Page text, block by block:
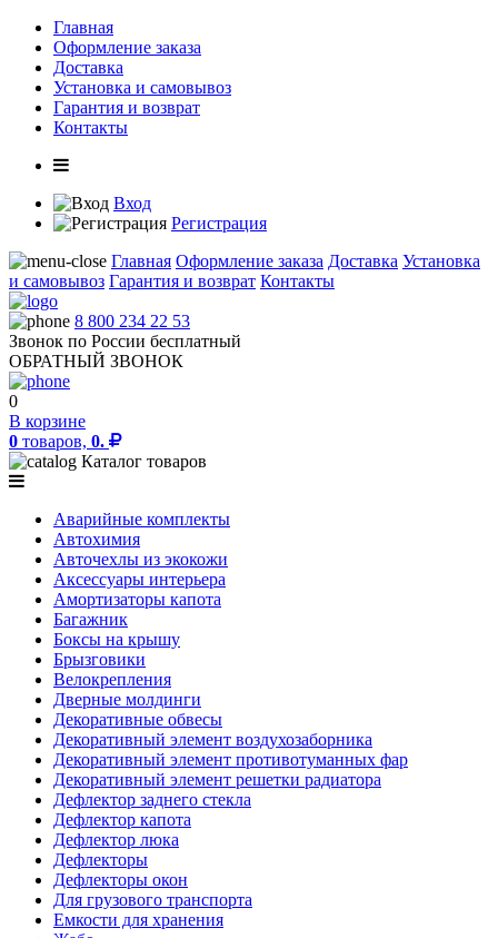
Главная
Оформление заказа
Доставка
Установка и самовывоз
Гарантия и возврат
Контакты
Вход
Регистрация
Главная Оформление заказа Доставка Установка
и самовывоз Гарантия и возврат Контакты
8 800 234 22 53
Звонок по России бесплатный
ОБРАТНЫЙ ЗВОНОК
0
В корзине
0 товаров, 0.
Каталог товаров
Аварийные комплекты
Автохимия
Авточехлы из экокожи
Аксессуары интерьера
Амортизаторы капота
Багажник
Боксы на крышу
Брызговики
Велокрепления
Дверные молдинги
Декоративные обвесы
Декоративный элемент воздухозаборника
Декоративный элемент противотуманных фар
Декоративный элемент решетки радиатора
Дефлектор заднего стекла
Дефлектор капота
Дефлектор люка
Дефлекторы
Дефлекторы окон
Для грузового транспорта
Емкости для хранения